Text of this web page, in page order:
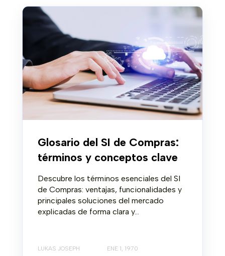
Glosario del SI de Compras:
términos y conceptos clave
Descubre los términos esenciales del SI
de Compras: ventajas, funcionalidades y
principales soluciones del mercado
explicadas de forma clara y...
LUKAS JOSEPH ENE 1, 1970